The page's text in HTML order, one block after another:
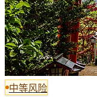
中等风险